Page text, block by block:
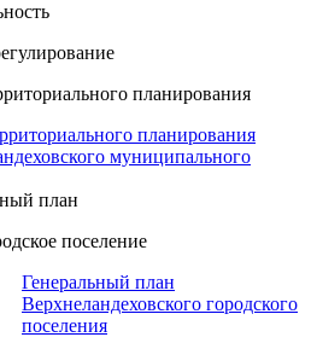
планирования
планирования
муниципального
план
поселение
Генеральный план
Верхнеландеховского городского
поселения